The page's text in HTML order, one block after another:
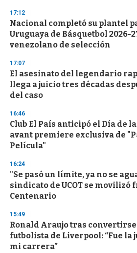
d
s
o
f
3
s
e
c
o
n
17:12
Nacional completó su plantel
Uruguaya de Básquetbol 2026-
venezolano de selección
17:07
El asesinato del legendario
llega a juicio tres décadas
del caso
16:46
Club El País anticipó el Día de
avant premiere exclusiva de
Película"
16:24
"Se pasó un límite, ya no se
sindicato de UCOT se movilizó
Centenario
15:49
Ronald Araujo tras convertirse
futbolista de Liverpool: “Fue la
mi carrera”